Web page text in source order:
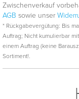
Zwischenverkauf
AGB sowie unser
* Rückgabevergütung: Bis
Auftrag; Nicht kumulierbar
einem Auftrag (keine
Sortiment!.